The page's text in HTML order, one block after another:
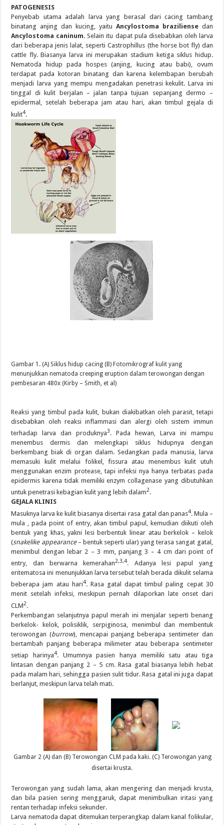
PATOGENESIS
Penyebab utama adalah larva yang berasal dari cacing tambang
binatang anjing dan kucing, yaitu Ancylostoma braziliensedan
Ancylostoma caninum. Selain itu dapat pula disebabkan oleh larva
dari beberapa jenis lalat, seperti Castrophillus (the horse bot fly) dan
cattle fly. Biasanya larva ini merupakan stadium ketiga siklus hidup.
Nematoda hidup pada hospes (anjing, kucing atau babi), ovum
terdapat pada kotoran binatang dan karena kelembapan berubah
menjadi larva yang mempu mengadakan penetrasi kekulit. Larva ini
tinggal di kulit berjalan – jalan tanpa tujuan sepanjang dermo –
epidermal, setelah beberapa jam atau hari, akan timbul gejala di
kulit4.
Gambar 1. (A) Siklus hidup cacing (B)Fotomikrograf kulit yang
menunjukkan nematoda creeping eruption dalam terowongan dengan
pembesaran 480x (Kirby – Smith, et al)
Reaksi yang timbul pada kulit, bukan diakibatkan oleh parasit, tetapi
disebabkan oleh reaksi inflammasi dan alergi oleh sistem immun
terhadap larva dan produknya3. Pada hewan, Larva ini mampu
menembus dermis dan melengkapi siklus hidupnya dengan
berkembang biak di organ dalam. Sedangkan pada manusia, larva
memasuki kulit melalui folikel, fissura atau menembus kulit utuh
menggunakan enzim protease, tapi infeksi nya hanya terbatas pada
epidermis karena tidak memiliki enzym collagenase yang dibutuhkan
untuk penetrasi kebagian kulit yang lebih dalam2.
GEJALA KLINIS
Masuknya larva ke kulit biasanya disertai rasa gatal dan panas4. Mula –
mula , pada point of entry, akan timbul papul, kemudian diikuti oleh
bentuk yang khas, yakni lesi berbentuk linear atau berkelok – kelok
(snakelike appearance– bentuk seperti ular) yang terasa sangat gatal,
menimbul dengan lebar 2 – 3 mm, panjang 3 – 4 cm dari point of
entry, dan berwarna kemerahan2,3,4. Adanya lesi papul yang
eritematosa ini menunjukkan larva tersebut telah berada dikulit selama
beberapa jam atau hari4. Rasa gatal dapat timbul paling cepat 30
menit setelah infeksi, meskipun pernah dilaporkan late onset dari
CLM2.
Perkembangan selanjutnya papul merah ini menjalar seperti benang
berkelok- kelok, polisiklik, serpiginosa, menimbul dan membentuk
terowongan (burrow), mencapai panjang beberapa sentimeter dan
bertambah panjang beberapa milimeter atau beberapa sentimeter
setiap harinya4. Umumnya pasien hanya memiliki satu atau tiga
lintasan dengan panjang 2 – 5 cm. Rasa gatal biasanya lebih hebat
pada malam hari, sehingga pasien sulit tidur. Rasa gatal ini juga dapat
berlanjut, meskipun larva telah mati.
Gambar 2 (A) dan (B) Terowongan CLM pada kaki. (C) Terowongan yang
disertai krusta.
Terowongan yang sudah lama, akan mengering dan menjadi krusta,
dan bila pasien sering menggaruk, dapat menimbulkan iritasi yang
rentan terhadap infeksi sekunder.
Larva nematoda dapat ditemukan terperangkap dalam kanal folikular,